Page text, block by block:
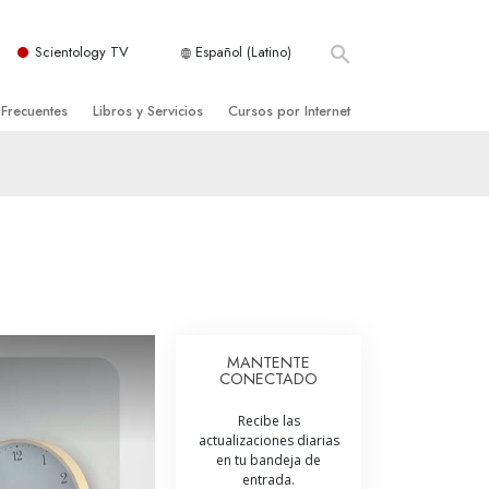
Scientology TV Español (Latino)
de Scientology
Libros y Servicios
Introductorias
Iniciales
Cursos por Internet
Ayudas para Enfermedades y Lesiones
La Integridad y la Honestidad
La Escala Tonal Emocional
MANTENTE
CONECTADO
Recibe las
actualizaciones diarias
en tu bandeja de
entrada.